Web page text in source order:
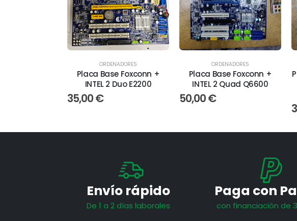
ORDENADORES
Placa Base Foxconn +
INTEL 2 Duo E2200
35,00€
ORDENADORES
Placa Base Foxconn +
INTEL 2 Quad Q6600
50,00€
Envío rápido
De 1 a 2 días laborales
Paga con
con financiación de